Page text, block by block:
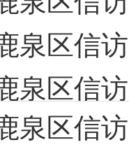
泉区信
泉区信
泉区信